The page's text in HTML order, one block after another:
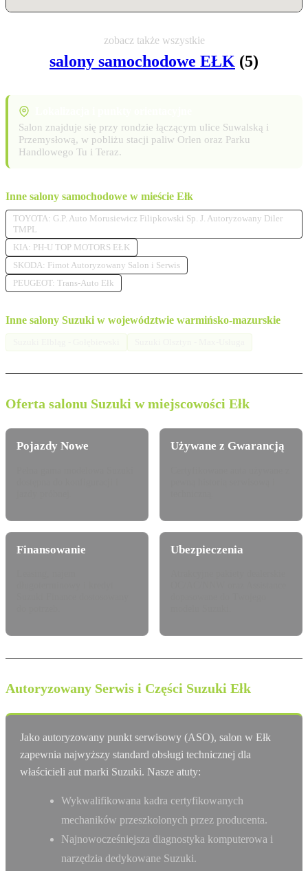
zobacz także wszystkie
salony samochodowe EŁK (5)
Salon znajduje się przy rondzie łączącym ulice Suwalską i
Przemysłową, w pobliżu stacji paliw Orlen oraz Parku
Handlowego Tu i Teraz.
Inne salony samochodowe w mieście Ełk
TOYOTA: G.P. Auto Morusiewicz Filipkowski Sp. J. Autoryzowany Diler
TMPL
KIA: PH-U TOP MOTORS EŁK
SKODA: Fimot Autoryzowany Salon i Serwis
PEUGEOT: Trans-Auto Ełk
Inne salony Suzuki w województwie warmińsko-mazurskie
Oferta salonu Suzuki w miejscowości Ełk
Pojazdy Nowe Używane z Gwarancją
Finansowanie Ubezpieczenia
Autoryzowany Serwis i Części Suzuki Ełk
Jako autoryzowany punkt serwisowy (ASO), salon w Ełk
zapewnia najwyższy standard obsługi technicznej dla
właścicieli aut marki Suzuki. Nasze atuty:
Wykwalifikowana kadra certyfikowanych
mechaników przeszkolonych przez producenta.
Najnowocześniejsza diagnostyka komputerowa i
narzędzia dedykowane Suzuki.